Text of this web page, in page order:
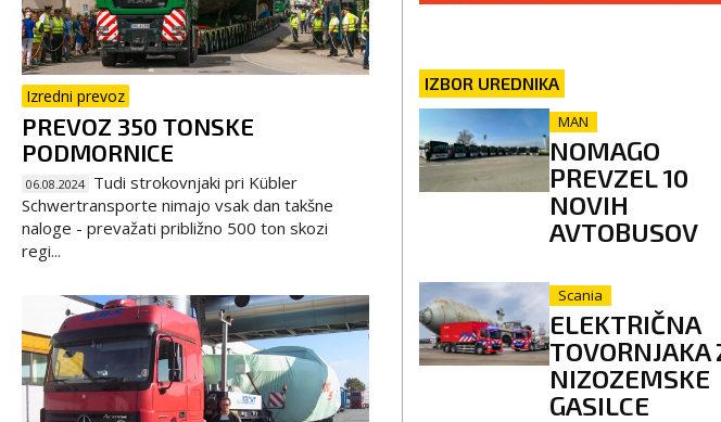
Izredni prevoz
PREVOZ 350 TONSKE
PODMORNICE
06.08.2024 Tudi strokovnjaki pri Kübler
Schwertransporte nimajo vsak dan takšne
naloge - prevažati približno 500 ton skozi
regi...
IZBOR UREDNIKA
MAN
NOMAGO
PREVZEL 10
NOVIH
AVTOBUSOV
Scania
ELEKTRIČNA
TOVORNJAKA
NIZOZEMSKE
GASILCE